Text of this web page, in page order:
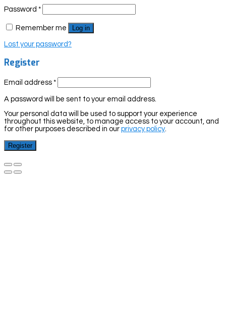
Password *
Remember me Log in
Lost your password?
Register
Email address *
A password will be sent to your email address.
Your personal data will be used to support your experience
throughout this website, to manage access to your account, and
for other purposes described in our privacy policy.
Register